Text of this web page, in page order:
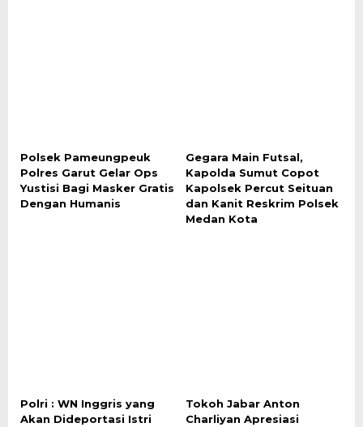
Polsek Pameungpeuk
Polres Garut Gelar Ops
Yustisi Bagi Masker Gratis
Dengan Humanis
Gegara Main Futsal,
Kapolda Sumut Copot
Kapolsek Percut Seituan
dan Kanit Reskrim Polsek
Medan Kota
Polri : WN Inggris yang
Akan Dideportasi Istri
Tokoh Jabar Anton
Charliyan Apresiasi